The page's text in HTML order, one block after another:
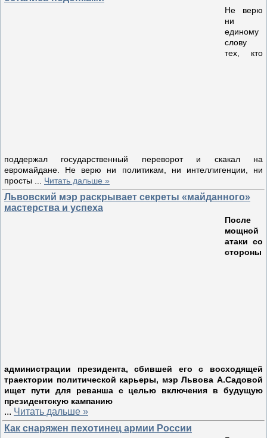
Не верю
ни
единому
слову
тех, кто
поддержал государственный переворот и скакал на
евромайдане. Не верю ни политикам, ни интеллигенции, ни
просты
Читать дальше »
Львовский мэр раскрывает секреты «майданного»
мастерства и успеха
После
мощной
атаки со
стороны
администрации президента, сбившей его с восходящей
траектории политической карьеры, мэр Львова А.Садовой
ищет пути для реванша с целью включения в будущую
президентскую кампанию
... Читать дальше »
Как снаряжен пехотинец армии России